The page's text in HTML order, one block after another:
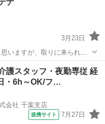
いただきます。 よろし
ナ
3月23日
いますが、取りに来られる
護スタッフ・夜勤専従 経
・6h～OK/フ…
会社 千葉支店
提携サイト 7月27日